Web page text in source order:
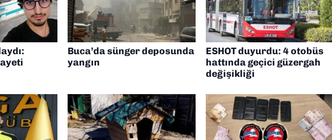
Buca’da sünger deposunda
yangın
ESHOT duyurdu: 4 otobüs
hattında geçici güzergah
değişikliği